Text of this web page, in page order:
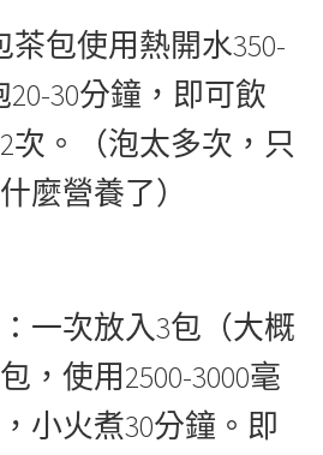
茶包使用熱開水350-
30分鐘，即可飲
次。（泡太多次，只
麼營養了）
一次放入3包（大概
，使用2500-3000毫
小火煮30分鐘。即